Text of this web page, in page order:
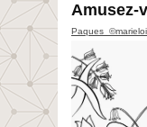
Amusez-